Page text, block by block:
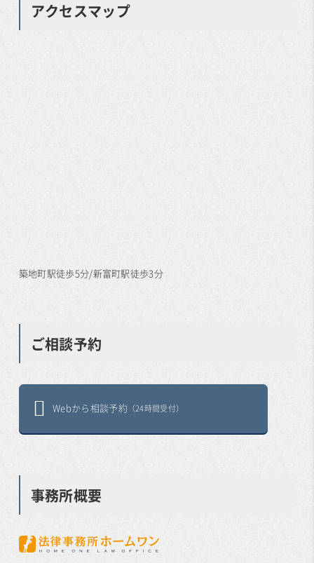
アクセスマップ
築地町駅徒歩5分/新富町駅徒歩3分
ご相談予約
Webから相談予約 （24時間受付）
事務所概要